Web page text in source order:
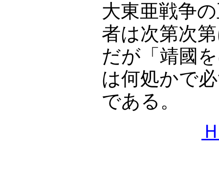
大東亜戦争
者は次第次
だが「靖國
は何処かで
である。